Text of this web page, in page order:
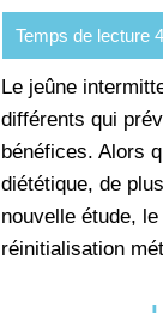
Le jeûne
différents qui
bénéfices. Alors
diététique, de
nouvelle étude,
réinitialisation